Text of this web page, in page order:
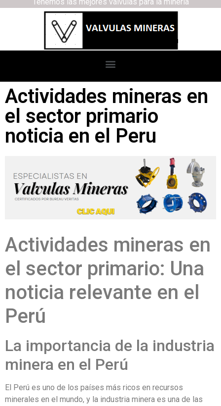
Actividades mineras en
el sector primario
noticia en el Peru
Actividades mineras en
el sector primario: Una
noticia relevante en el
Perú
La importancia de la industria
minera en el Perú
El Perú es uno de los países más ricos en recursos
minerales en el mundo, y la industria minera es una de las